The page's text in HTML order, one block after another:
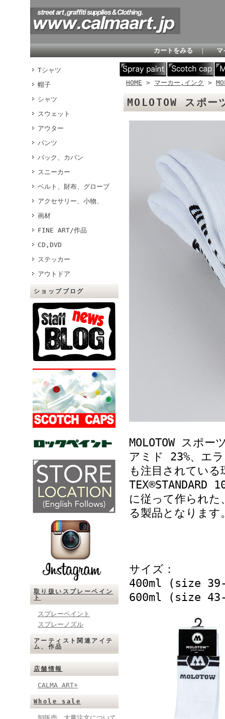
カートをみる ｜ マ
Tシャツ
帽子
シャツ
スウェット
アウター
パンツ
バック、カバン
スニーカー
ベルト、財布、グローブ
アクセサリー、小物、
画材
FINE ART/作品
CD,DVD
ステッカー
アウトドア
ショップブログ
取り扱いスプレーペイン
ト
スプレーペイント
スプレーノズル
アーティスト関連アイテ
ム、作品
店舗情報
CALMA ART+
Whole sale
HOME > マーカー,インク >
MOLOTOW スポ
MOLOTOW スポ
アミド 23%、エ
も注目されている
TEX®STANDARD
に従って作られ
る製品となります
サイズ：
400ml (size 39-
600ml (size 43-